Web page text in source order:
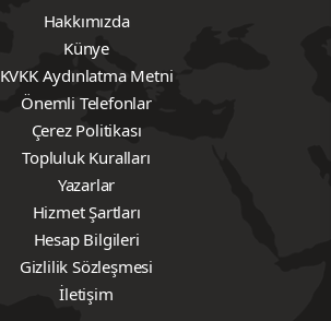
Hakkımızda
Künye
KVKK Aydınlatma Metni
Önemli Telefonlar
Çerez Politikası
Topluluk Kuralları
Yazarlar
Hizmet Şartları
Hesap Bilgileri
Gizlilik Sözleşmesi
İletişim